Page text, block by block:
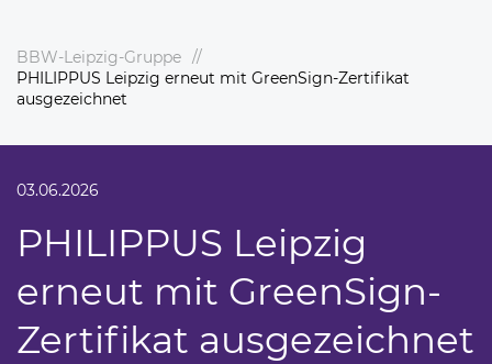
BBW-Leipzig-Gruppe
PHILIPPUS Leipzig erneut mit GreenSign-Zertifikat
ausgezeichnet
03.06.2026
PHILIPPUS Leipzig
erneut mit GreenSign-
Zertifikat ausgezeichnet